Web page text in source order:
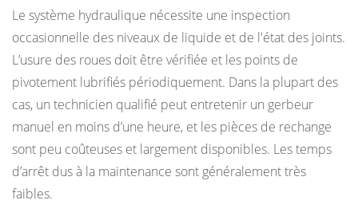
Le système hydraulique nécessite une inspection
occasionnelle des niveaux de liquide et de l'état des joints.
L’usure des roues doit être vérifiée et les points de
pivotement lubrifiés périodiquement. Dans la plupart des
cas, un technicien qualifié peut entretenir un gerbeur
manuel en moins d’une heure, et les pièces de rechange
sont peu coûteuses et largement disponibles. Les temps
d’arrêt dus à la maintenance sont généralement très
faibles.